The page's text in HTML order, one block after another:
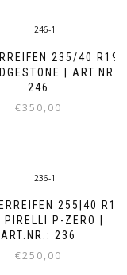
235/40 R19
| ART.NR.:
246
€350,00
255|40 R19
P-ZERO |
ART.NR.: 236
€250,00